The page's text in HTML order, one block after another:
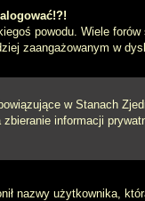
powodu. Wiele
zaangażowanym w
w Stanach
informacji
nazwy użytkownika,